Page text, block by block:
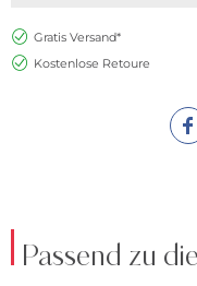
Gratis Versand*
Kostenlose Retoure
Passend zu